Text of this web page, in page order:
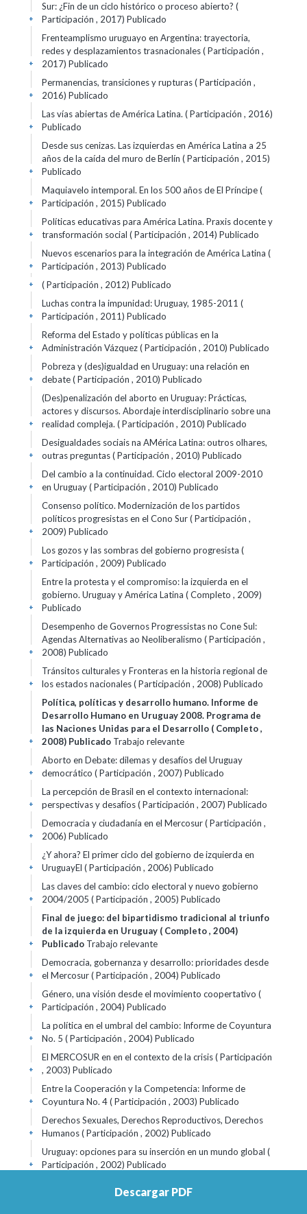
Sur: ¿Fin de un ciclo histórico o proceso abierto? (
Participación , 2017) Publicado
+
Frenteamplismo uruguayo en Argentina: trayectoria,
redes y desplazamientos trasnacionales ( Participación ,
2017) Publicado
+
Permanencias, transiciones y rupturas ( Participación ,
2016) Publicado
+
Las vías abiertas de América Latina. ( Participación , 2016)
Publicado
+
Desde sus cenizas. Las izquierdas en América Latina a 25
años de la caída del muro de Berlín ( Participación , 2015)
Publicado
+
Maquiavelo intemporal. En los 500 años de El Príncipe (
Participación , 2015) Publicado
+
Políticas educativas para América Latina. Praxis docente y
transformación social ( Participación , 2014) Publicado
+
Nuevos escenarios para la integración de América Latina (
Participación , 2013) Publicado
+
( Participación , 2012) Publicado
+
Luchas contra la impunidad: Uruguay, 1985-2011 (
Participación , 2011) Publicado
+
Reforma del Estado y políticas públicas en la
Administración Vázquez ( Participación , 2010) Publicado
+
Pobreza y (des)igualdad en Uruguay: una relación en
debate ( Participación , 2010) Publicado
+
(Des)penalización del aborto en Uruguay: Prácticas,
actores y discursos. Abordaje interdisciplinario sobre una
realidad compleja. ( Participación , 2010) Publicado
+
Desigualdades sociais na AMérica Latina: outros olhares,
outras preguntas ( Participación , 2010) Publicado
+
Del cambio a la continuidad. Ciclo electoral 2009-2010
en Uruguay ( Participación , 2010) Publicado
+
Consenso político. Modernización de los partidos
políticos progresistas en el Cono Sur ( Participación ,
2009) Publicado
+
Los gozos y las sombras del gobierno progresista (
Participación , 2009) Publicado
+
Entre la protesta y el compromiso: la izquierda en el
gobierno. Uruguay y América Latina ( Completo , 2009)
Publicado
+
Desempenho de Governos Progressistas no Cone Sul:
Agendas Alternativas ao Neoliberalismo ( Participación ,
2008) Publicado
+
Tránsitos culturales y Fronteras en la historia regional de
los estados nacionales ( Participación , 2008) Publicado
+
Política, políticas y desarrollo humano. Informe de
Desarrollo Humano en Uruguay 2008. Programa de
las Naciones Unidas para el Desarrollo ( Completo ,
2008) Publicado Trabajo relevante
+
Aborto en Debate: dilemas y desafíos del Uruguay
democrático ( Participación , 2007) Publicado
+
La percepción de Brasil en el contexto internacional:
perspectivas y desafíos ( Participación , 2007) Publicado
+
Democracia y ciudadanía en el Mercosur ( Participación ,
2006) Publicado
+
¿Y ahora? El primer ciclo del gobierno de izquierda en
UruguayEl ( Participación , 2006) Publicado
+
Las claves del cambio: ciclo electoral y nuevo gobierno
2004/2005 ( Participación , 2005) Publicado
+
Final de juego: del bipartidismo tradicional al triunfo
de la izquierda en Uruguay ( Completo , 2004)
Publicado Trabajo relevante
+
Democracia, gobernanza y desarrollo: prioridades desde
el Mercosur ( Participación , 2004) Publicado
+
Género, una visión desde el movimiento coopertativo (
Participación , 2004) Publicado
+
La política en el umbral del cambio: Informe de Coyuntura
No. 5 ( Participación , 2004) Publicado
+
El MERCOSUR en en el contexto de la crisis ( Participación
, 2003) Publicado
+
Entre la Cooperación y la Competencia: Informe de
Coyuntura No. 4 ( Participación , 2003) Publicado
+
Derechos Sexuales, Derechos Reproductivos, Derechos
Humanos ( Participación , 2002) Publicado
+
Uruguay: opciones para su inserción en un mundo global (
Participación , 2002) Publicado
+
presupuesto ( Participación , 2002)Publicado
Descargar PDF